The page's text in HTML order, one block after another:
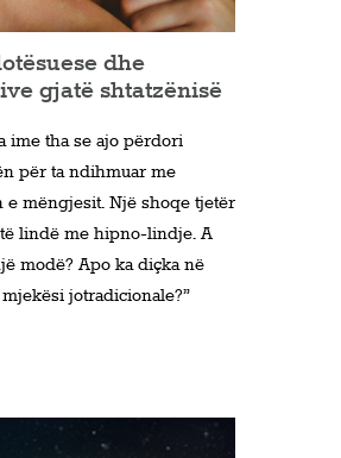
dhe
gjatë shtatzënisë
ime tha se ajo përdori
për ta ndihmuar me
e mëngjesit. Një shoqe tjetër
lindë me hipno-lindje. A
modë? Apo ka diçka në
jotradicionale?”